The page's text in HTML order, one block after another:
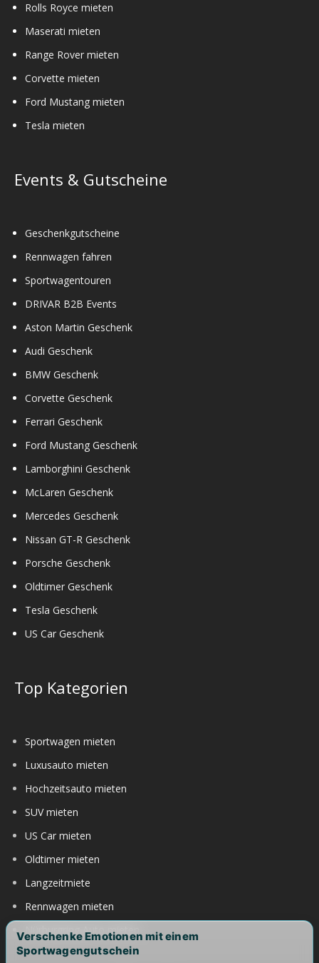
Rolls Royce mieten
Maserati mieten
Range Rover mieten
Corvette mieten
Ford Mustang mieten
Tesla mieten
Events & Gutscheine
Geschenkgutscheine
Rennwagen fahren
Sportwagentouren
DRIVAR B2B Events
Aston Martin Geschenk
Audi Geschenk
BMW Geschenk
Corvette Geschenk
Ferrari Geschenk
Ford Mustang Geschenk
Lamborghini Geschenk
McLaren Geschenk
Mercedes Geschenk
Nissan GT-R Geschenk
Porsche Geschenk
Oldtimer Geschenk
Tesla Geschenk
US Car Geschenk
Top Kategorien
Sportwagen mieten
Luxusauto mieten
Hochzeitsauto mieten
SUV mieten
US Car mieten
Oldtimer mieten
Langzeitmiete
Rennwagen mieten
Nürburgring Auto mieten
Verschenke Emotionen mit einem
Sportwagengutschein